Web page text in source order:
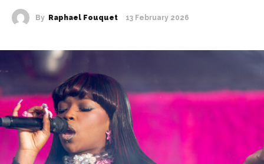
By Raphael Fouquet 13 February 2026